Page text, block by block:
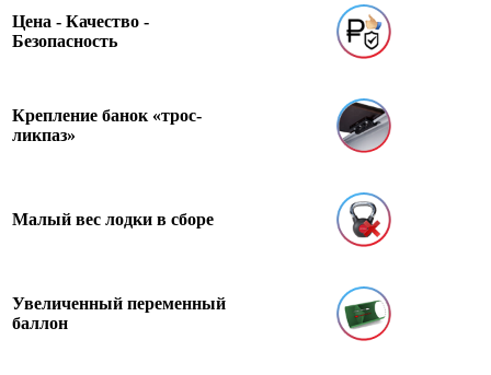
Цена - Качество -
Безопасность
Крепление банок «трос-
ликпаз»
Малый вес лодки в сборе
Увеличенный переменный
баллон